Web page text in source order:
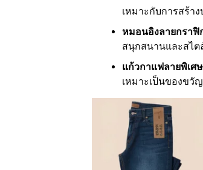
เหมาะกับการสร้า
หมอนอิงลายกราฟิ
สนุกสนานและสไต
แก้วกาแฟลายพิเศ
เหมาะเป็นของขวั